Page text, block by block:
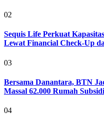
02
Sequis Life Perkuat
Lewat Financial Check-Up
03
Bersama Danantara, BTN
Massal 62.000 Rumah Subsidi
04